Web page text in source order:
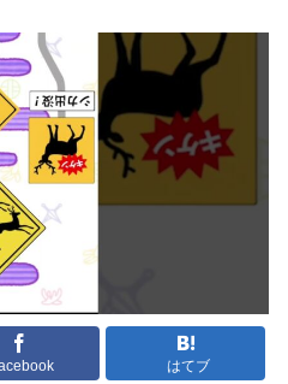
はてブ